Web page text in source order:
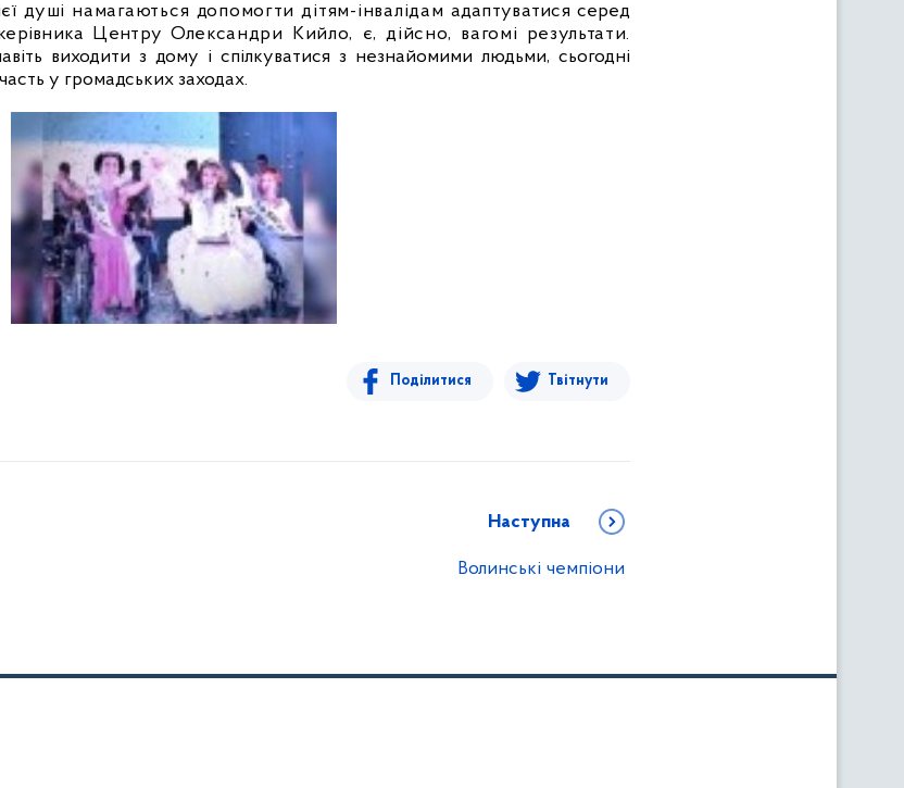
душі намагаються допомогти дітям-інвалідам адаптуватися серед
керівника ЦентруОлександри Кийло, є, дійсно, вагомі результати.
виходити з дому і спілкуватися з незнайомими людьми, сьогодні
у громадських заходах.
Поділитися Твітнути
Наступна
Волинські чемпіони